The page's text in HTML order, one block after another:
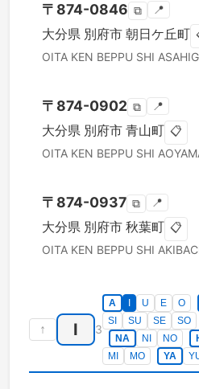
〒 874-0846 ⧉ 📍
大分県 別府市 朝日ケ丘町
OITA KEN BEPPU SHI
〒 874-0902 ⧉ 📍
大分県 別府市 青山町 📋
OITA KEN BEPPU SHI
〒 874-0937 ⧉ 📍
大分県 別府市 秋葉町 📋
OITA KEN BEPPU SHI
↑ I 3
A U E O
SI
SU SE SO
NA
NI NO
MI
MO YA